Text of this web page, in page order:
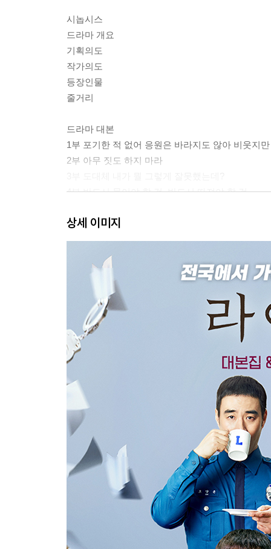
시놉시스
드라마 개요
기획의도
작가의도
등장인물
줄거리
드라마 대본
1부 포기한 적 없어 응원은 바라지도 않아 비웃지
2부 아무 짓도 하지 마라
4부 반드시 물어야 할 것, 반드시 따져야 할 것
6부 지금 우리에게 필요한 것
7부 파트너, 혼자서는 절대 갈 수 없는 길을 함께 가
8부 막상막하(莫上莫下)
9부 우리를 슬프게 하는 것들 1
10부 우리를 슬프게 하는 것들 2
메이킹 PART 1 (고화질 촬영 스틸과 함께 보는)
감독의 말
캐스팅 스토리
제작자 인터뷰
첫 대본 리딩
첫 촬영
고사 지내는 날
티저 촬영
포스터 촬영
제작발표회
홍일지구대 조직도
스틸_ 세상 둘도 없는 케미
상세 이미지